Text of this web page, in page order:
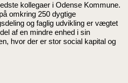
kollegaer i Odense Kommune.
omkring 250 dygtige
og faglig udvikling er vægtet
af en mindre enhed i sin
hvor der er stor social kapital og